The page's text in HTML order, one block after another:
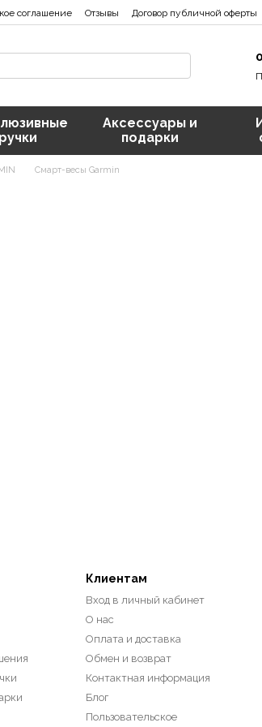
соглашение Отзывы Договор публичной оферты
ручки
Аксессуары и
подарки
Смарт-весы Garmin
Клиентам
Вход в личный кабинет
О нас
Оплата и доставка
Обмен и возврат
Контактная информация
Блог
Пользовательское